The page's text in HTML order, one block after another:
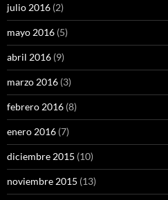
julio 2016 (2)
mayo 2016 (5)
abril 2016 (9)
marzo 2016 (3)
febrero 2016 (8)
enero 2016 (7)
diciembre 2015 (10)
noviembre 2015 (13)